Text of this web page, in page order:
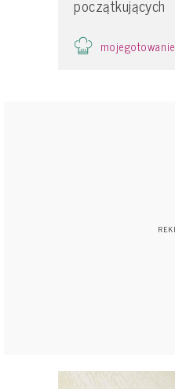
początkujących
mojegotowanie